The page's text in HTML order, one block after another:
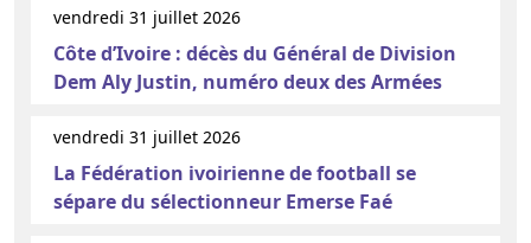
vendredi 31 juillet 2026
Côte d’Ivoire : décès du Général de Division
Dem Aly Justin, numéro deux des Armées
vendredi 31 juillet 2026
La Fédération ivoirienne de football se
sépare du sélectionneur Emerse Faé